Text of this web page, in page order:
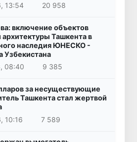
13:54
20 958
включение объектов
Ташкента в
наследия ЮНЕСКО -
Узбекистана
08:40
9 385
за несуществующие
Ташкента стал жертвой
10:16
7 589